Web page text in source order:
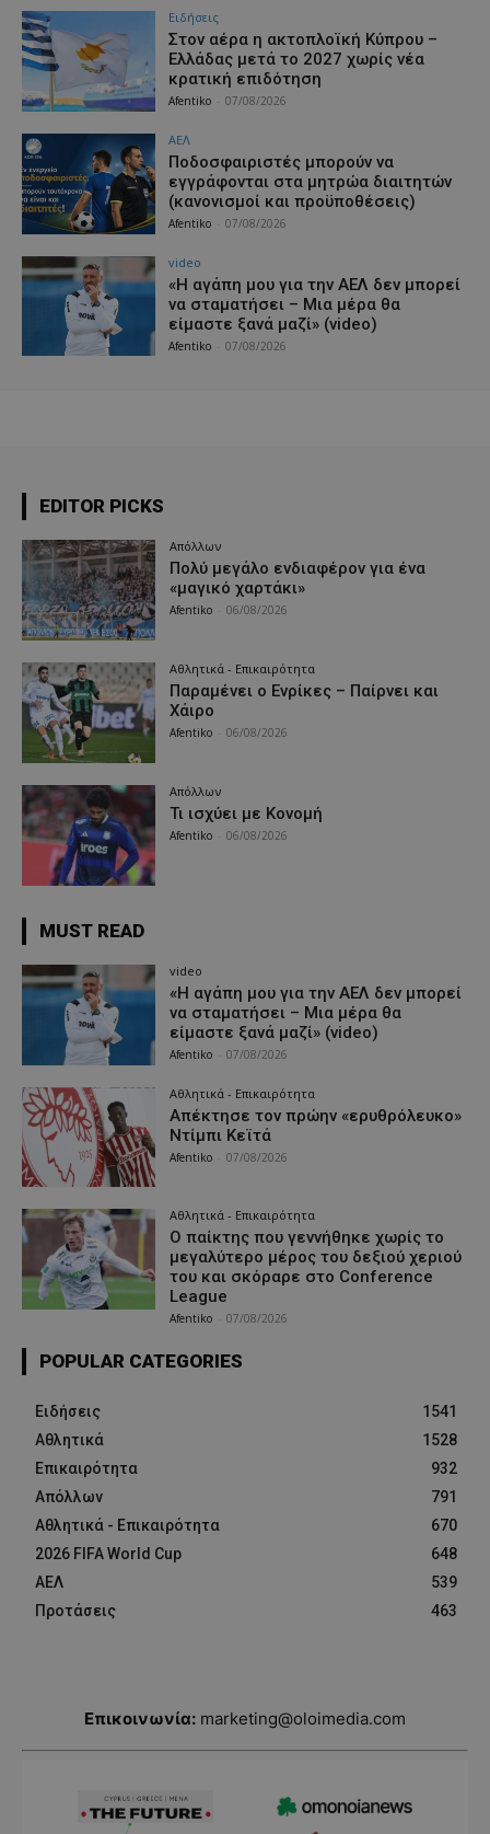
Ειδήσεις
Στον αέρα η ακτοπλοϊκή Κύπρου –
Ελλάδας μετά το 2027 χωρίς νέα
κρατική επιδότηση
Afentiko 07/08/2026
ΑΕΛ
Ποδοσφαιριστές μπορούν να
εγγράφονται στα μητρώα διαιτητών
(κανονισμοί και προϋποθέσεις)
Afentiko 07/08/2026
video
«Η αγάπη μου για την ΑΕΛ δεν μπορεί
να σταματήσει – Μια μέρα θα
είμαστε ξανά μαζί» (video)
Afentiko 07/08/2026
EDITOR PICKS
Απόλλων
Πολύ μεγάλο ενδιαφέρον για ένα
«μαγικό χαρτάκι»
Afentiko 06/08/2026
Αθλητικά - Επικαιρότητα
Παραμένει ο Ενρίκες – Παίρνει και
Χάιρο
Afentiko 06/08/2026
Απόλλων
Τι ισχύει με Κονομή
Afentiko 06/08/2026
MUST READ
video
«Η αγάπη μου για την ΑΕΛ δεν μπορεί
να σταματήσει – Μια μέρα θα
είμαστε ξανά μαζί» (video)
Afentiko 07/08/2026
Αθλητικά - Επικαιρότητα
Απέκτησε τον πρώην «ερυθρόλευκο»
Ντίμπι Κεϊτά
Afentiko 07/08/2026
Αθλητικά - Επικαιρότητα
Ο παίκτης που γεννήθηκε χωρίς το
μεγαλύτερο μέρος του δεξιού χεριού
του και σκόραρε στο Conference
League
Afentiko 07/08/2026
POPULAR CATEGORIES
Ειδήσεις
1541
Αθλητικά
1528
Επικαιρότητα
932
Απόλλων
791
Αθλητικά - Επικαιρότητα
670
2026 FIFA World Cup
648
ΑΕΛ
539
Προτάσεις
463
Επικοινωνία: marketing@oloimedia.com